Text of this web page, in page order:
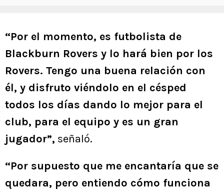
“Por el momento, es futbolista de
Blackburn Rovers y lo hará bien por los
Rovers. Tengo una buena relación con
él, y disfruto viéndolo en el césped
todos los días dando lo mejor para el
club, para el equipo y es un gran
jugador”, señaló.
“Por supuesto que me encantaría que se
quedara, pero entiendo cómo funciona